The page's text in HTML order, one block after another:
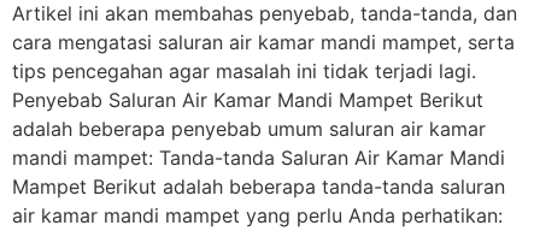
Artikel ini akan membahas penyebab, tanda-tanda, dan
cara mengatasi saluran air kamar mandi mampet, serta
tips pencegahan agar masalah ini tidak terjadi lagi.
Penyebab Saluran Air Kamar Mandi Mampet Berikut
adalah beberapa penyebab umum saluran air kamar
mandi mampet: Tanda-tanda Saluran Air Kamar Mandi
Mampet Berikut adalah beberapa tanda-tanda saluran
air kamar mandi mampet yang perlu Anda perhatikan: